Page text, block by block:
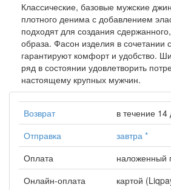
Классические, базовые мужские
плотного денима с добавлением
подходят для создания
образа. Фасон изделия в сочетании
гарантируют комфорт и удобство.
ряд в состоянии удовлетворить
настоящему крупных мужчин.
Возврат
в течение 14
Отправка
завтра *
Оплата
наложенный
Онлайн-оплата
картой